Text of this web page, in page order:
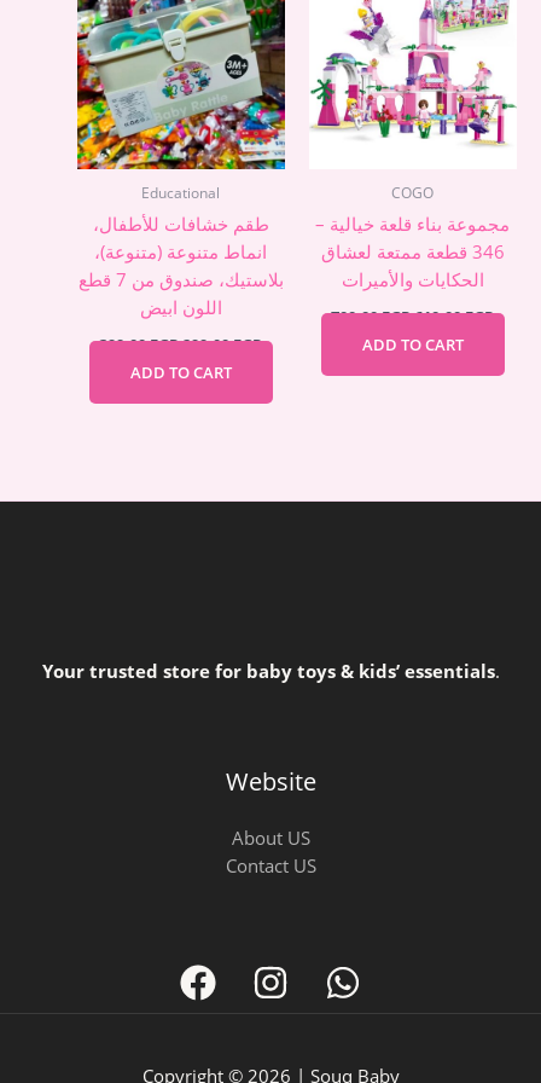
Educational
طقم خشافات للأطفال،
انماط متنوعة (متنوعة)،
بلاستيك، صندوق من 7 قطع
اللون ابيض
399,00EGP299,00EGP
ADD TO CART
COGO
مجموعة بناء قلعة خيالية –
346 قطعة ممتعة لعشاق
الحكايات والأميرات
700,00EGP610,00EGP
ADD TO CART
Your trusted store for baby toys & kids’ essentials.
Website
About US
Contact US
Copyright © 2026 | Souq Baby